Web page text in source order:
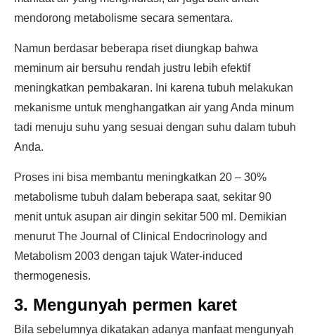
mendorong metabolisme secara sementara.
Namun berdasar beberapa riset diungkap bahwa
meminum air bersuhu rendah justru lebih efektif
meningkatkan pembakaran. Ini karena tubuh melakukan
mekanisme untuk menghangatkan air yang Anda minum
tadi menuju suhu yang sesuai dengan suhu dalam tubuh
Anda.
Proses ini bisa membantu meningkatkan 20 – 30%
metabolisme tubuh dalam beberapa saat, sekitar 90
menit untuk asupan air dingin sekitar 500 ml. Demikian
menurut The Journal of Clinical Endocrinology and
Metabolism 2003 dengan tajuk Water-induced
thermogenesis.
3. Mengunyah permen karet
Bila sebelumnya dikatakan adanya manfaat mengunyah